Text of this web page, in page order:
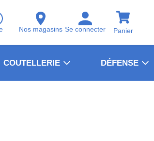
Nos magasins Se connecter Panier
COUTELLERIE DÉFENSE